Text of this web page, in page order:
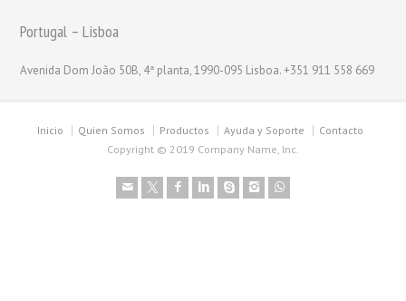
Portugal – Lisboa
Avenida Dom João 50B, 4ª planta, 1990-095 Lisboa. +351 911 558 669
Inicio Quien Somos Productos Ayuda y Soporte
Contacto
Copyright © 2019 Company Name, Inc.